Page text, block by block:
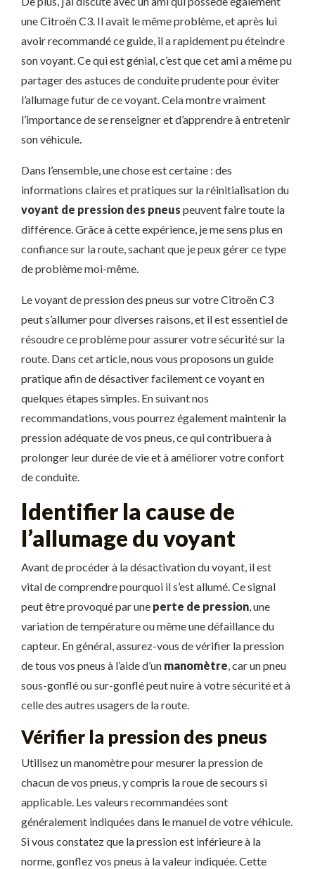
une Citroën C3. Il avait le même problème, et après lui
avoir recommandé ce guide, il a rapidement pu éteindre
son voyant. Ce qui est génial, c’est que cet ami a même pu
partager des astuces de conduite prudente pour éviter
l’allumage futur de ce voyant. Cela montre vraiment
l’importance de se renseigner et d’apprendre à entretenir
son véhicule.
Dans l’ensemble, une chose est certaine : des
informations claires et pratiques sur la réinitialisation du
voyant de pression des pneus peuvent faire toute la
différence. Grâce à cette expérience, je me sens plus en
confiance sur la route, sachant que je peux gérer ce type
de problème moi-même.
Le voyant de pression des pneus sur votre Citroën C3
peut s’allumer pour diverses raisons, et il est essentiel de
résoudre ce problème pour assurer votre sécurité sur la
route. Dans cet article, nous vous proposons un guide
pratique afin de désactiver facilement ce voyant en
quelques étapes simples. En suivant nos
recommandations, vous pourrez également maintenir la
pression adéquate de vos pneus, ce qui contribuera à
prolonger leur durée de vie et à améliorer votre confort
de conduite.
Identifier la cause de
l’allumage du voyant
Avant de procéder à la désactivation du voyant, il est
vital de comprendre pourquoi il s’est allumé. Ce signal
peut être provoqué par une perte de pression, une
variation de température ou même une défaillance du
capteur. En général, assurez-vous de vérifier la pression
de tous vos pneus à l’aide d’un manomètre, car un pneu
sous-gonflé ou sur-gonflé peut nuire à votre sécurité et à
celle des autres usagers de la route.
Vérifier la pression des pneus
Utilisez un manomètre pour mesurer la pression de
chacun de vos pneus, y compris la roue de secours si
applicable. Les valeurs recommandées sont
généralement indiquées dans le manuel de votre véhicule.
Si vous constatez que la pression est inférieure à la
norme, gonflez vos pneus à la valeur indiquée. Cette